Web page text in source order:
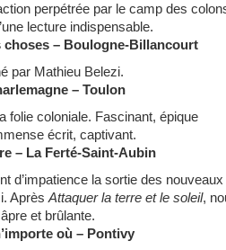
perpétrée par le camp des
lecture indispensable.
choses – Boulogne-Billancourt
par Mathieu Belezi.
– Toulon
folie coloniale. Fascinant, épique
écrit, captivant.
– La Ferté-Saint-Aubin
d’impatience la sortie des nouveaux
Après Attaquer la terre et le soleil,
et brûlante.
où – Pontivy